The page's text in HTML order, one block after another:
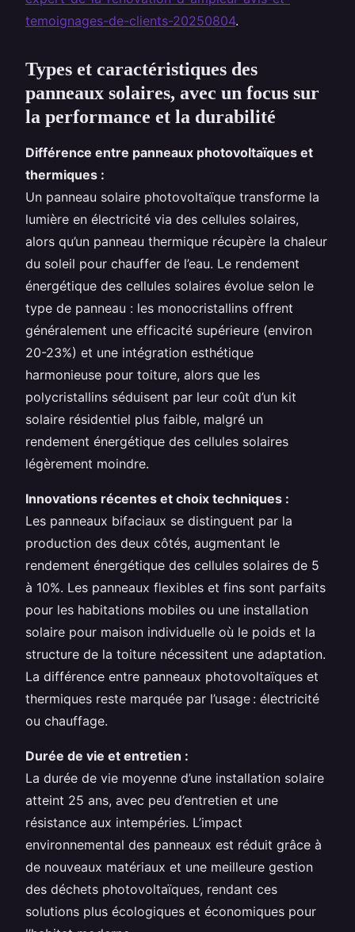
temoignages-de-clients-20250804.
Types et caractéristiques des
panneaux solaires, avec un focus sur
la performance et la durabilité
Différence entre panneaux photovoltaïques et
thermiques :
Un panneau solaire photovoltaïque transforme la
lumière en électricité via des cellules solaires,
alors qu’un panneau thermique récupère la chaleur
du soleil pour chauffer de l’eau. Le rendement
énergétique des cellules solaires évolue selon le
type de panneau : les monocristallins offrent
généralement une efficacité supérieure (environ
20-23%) et une intégration esthétique
harmonieuse pour toiture, alors que les
polycristallins séduisent par leur coût d’un kit
solaire résidentiel plus faible, malgré un
rendement énergétique des cellules solaires
légèrement moindre.
Innovations récentes et choix techniques :
Les panneaux bifaciaux se distinguent par la
production des deux côtés, augmentant le
rendement énergétique des cellules solaires de 5
à 10%. Les panneaux flexibles et fins sont parfaits
pour les habitations mobiles ou une installation
solaire pour maison individuelle où le poids et la
structure de la toiture nécessitent une adaptation.
La différence entre panneaux photovoltaïques et
thermiques reste marquée par l’usage : électricité
ou chauffage.
Durée de vie et entretien :
La durée de vie moyenne d’une installation solaire
atteint 25 ans, avec peu d’entretien et une
résistance aux intempéries. L’impact
environnemental des panneaux est réduit grâce à
de nouveaux matériaux et une meilleure gestion
des déchets photovoltaïques, rendant ces
solutions plus écologiques et économiques pour